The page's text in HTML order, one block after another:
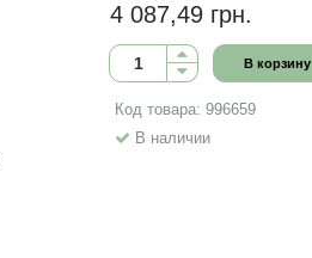
4 087,49 грн.
В корзину
Код товара: 996659
В наличии